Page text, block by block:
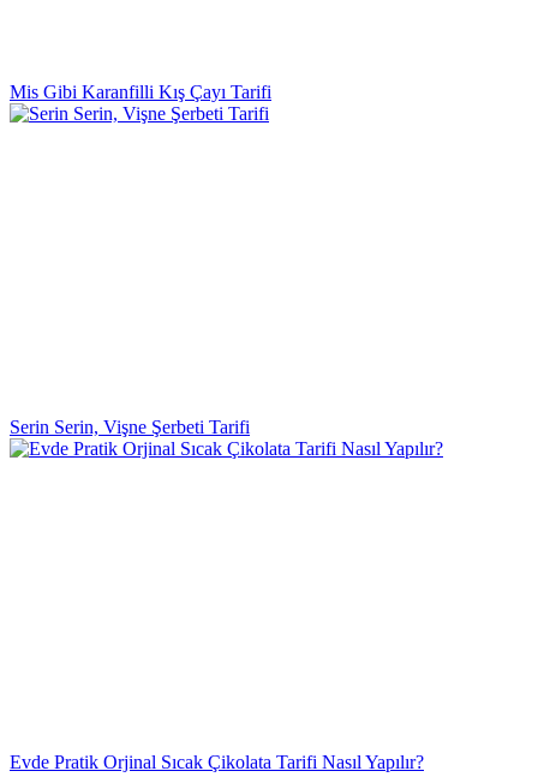
Mis Gibi Karanfilli Kış Çayı Tarifi
Serin Serin, Vişne Şerbeti Tarifi
Evde Pratik Orjinal Sıcak Çikolata Tarifi Nasıl Yapılır?